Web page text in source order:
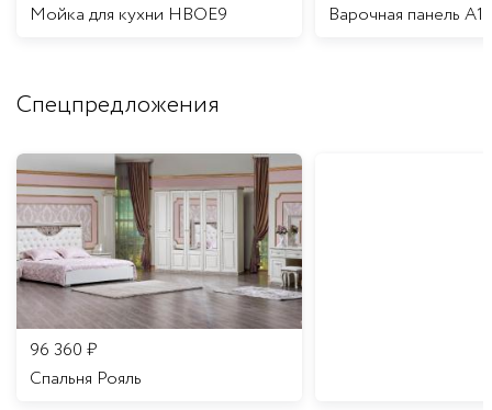
Мойка для кухни HBOE9
Варочная панель A16
Спецпредложения
96 360 ₽
Спальня Рояль